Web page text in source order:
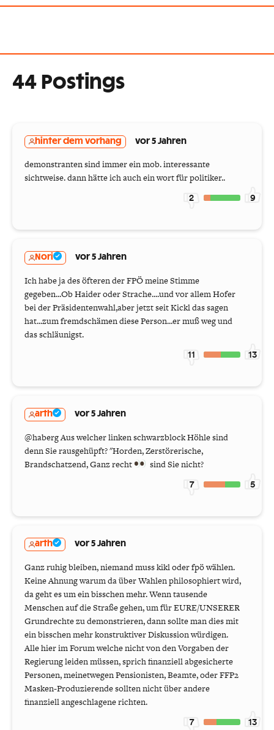
44 Postings
hinter dem vorhang vor 5 Jahren
demonstranten sind immer ein mob. interessante
sichtweise. dann hätte ich auch ein wort für politiker..
2 9
Nori vor 5 Jahren
Ich habe ja des öfteren der FPÖ meine Stimme
gegeben...Ob Haider oder Strache....und vor allem Hofer
bei der Präsidentenwahl,aber jetzt seit Kickl das sagen
hat...zum fremdschämen diese Person...er muß weg und
das schläunigst.
11 13
arth vor 5 Jahren
@haberg Aus welcher linken schwarzblock Höhle sind
denn Sie rausgehüpft? "Horden, Zerstörerische,
Brandschatzend, Ganz recht
sind Sie nicht?
7 5
arth vor 5 Jahren
Ganz ruhig bleiben, niemand muss kikl oder fpö wählen.
Keine Ahnung warum da über Wahlen philosophiert wird,
da geht es um ein bisschen mehr. Wenn tausende
Menschen auf die Straße gehen, um für EURE/UNSERER
Grundrechte zu demonstrieren, dann sollte man dies mit
ein bisschen mehr konstruktiver Diskussion würdigen.
Alle hier im Forum welche nicht von den Vorgaben der
Regierung leiden müssen, sprich finanziell abgesicherte
Personen, meinetwegen Pensionisten, Beamte, oder FFP2
Masken-Produzierende sollten nicht über andere
finanziell angeschlagene richten.
7 13